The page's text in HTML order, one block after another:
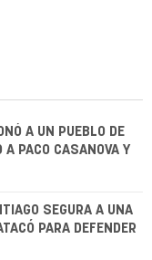
A UN PUEBLO DE
A PACO CASANOVA Y
SEGURA A UNA
PARA DEFENDER